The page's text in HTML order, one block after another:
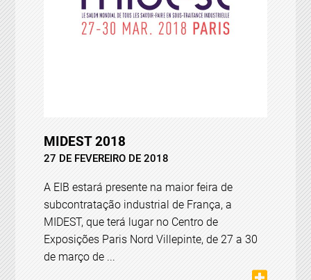
MIDEST 2018
27 DE FEVEREIRO DE 2018
A EIB estará presente na maior feira de
subcontratação industrial de França, a
MIDEST, que terá lugar no Centro de
Exposições Paris Nord Villepinte, de 27 a 30
de março de ...